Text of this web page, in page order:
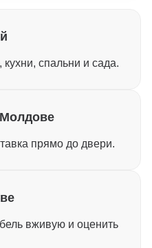
спальни и сада.
прямо до двери.
вживую и оценить